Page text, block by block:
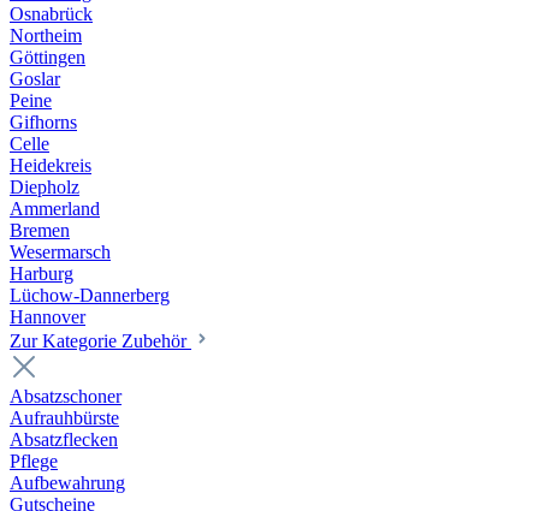
Osnabrück
Northeim
Göttingen
Goslar
Peine
Gifhorns
Celle
Heidekreis
Diepholz
Ammerland
Bremen
Wesermarsch
Harburg
Lüchow-Dannerberg
Hannover
Zur Kategorie Zubehör
Absatzschoner
Aufrauhbürste
Absatzflecken
Pflege
Aufbewahrung
Gutscheine